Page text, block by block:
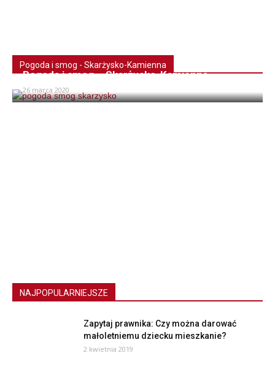
Pogoda i smog - Skarżysko-Kamienna
Pogoda i smog – Skarżysko-Kamienna
26 marca 2020
NAJPOPULARNIEJSZE
Zapytaj prawnika: Czy można darować
małoletniemu dziecku mieszkanie?
2 kwietnia 2019